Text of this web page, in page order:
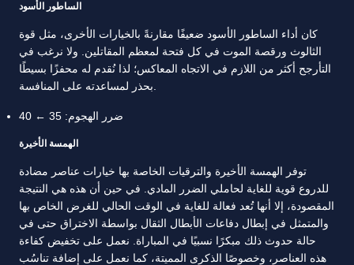
الساطور الأسود
كان أداء الساطور الأسود ضعيفًا مقارنةً بالخيارات الأخرى، مثل قوة
الثالوث ورقصة الموت في كل فتحة لمعظم المقاتلين. ولا نرغب في
التأرجح أكثر من اللازم في الاتجاه المعاكس؛ لذا نُقدم له محفزًا بسيطًا
ضرر الهجوم: 35 ← 40
الهمسة الأخيرة
توفر الهمسة الأخيرة والترقيات الخاصة بها خيارات عناصر مضادة
للدروع قوية للغاية لحاملي الضرر المادي. في حين أن هذه هي النتيجة
المقصودة، إلا أنها تُعد فعالة للغاية في الوقت الحالي للغرض الخاص بها
والمتمثل في إبطال دفاعات الأبطال الثقال بواسطة الاختراق حتى في
حالة حدوث ذلك مبكرًا نسبيًا في المباراة. نعمل على تخفيض كفاءة
هذه العناصر، وخصوصًا الذكرى المميتة، كما نعمل على إضافة تناسُب